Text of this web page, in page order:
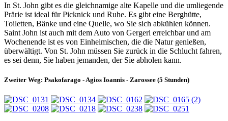
In St. John gibt es die gleichnamige alte Kapelle und die umliegende
Prärie ist ideal für Picknick und Ruhe. Es gibt eine Berghütte,
Toiletten, Bänke und eine Quelle, wo Sie sich abkühlen können.
Saint John ist auch mit dem Auto von Gergeri erreichbar und am
Wochenende ist es von Einheimischen, die die Natur genießen,
überwältigt. Von St. John müssen Sie zurück in die Schlucht fahren,
es sei denn, Sie haben jemanden, der Sie abholen kann.
Zweiter Weg: Psakofarago - Agios Ioannis - Zarossee (5 Stunden)